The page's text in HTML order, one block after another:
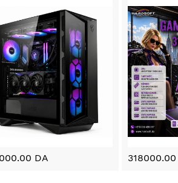
DA 318000.00